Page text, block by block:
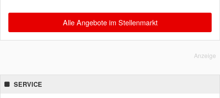
Alle Angebote im Stellenmarkt
Anzeige
SERVICE